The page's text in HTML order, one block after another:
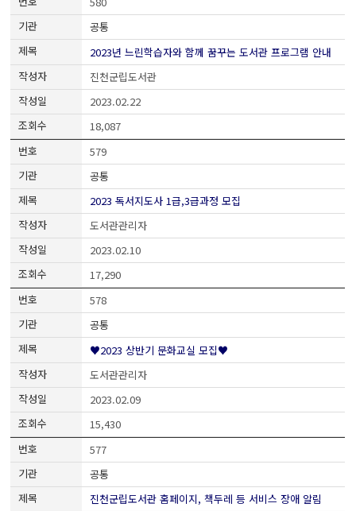
공통
2023년 느린학습자와 함께 꿈꾸는 도서관 프로그램 안내
진천군립도서관
2023.02.22
18,087
579
공통
2023 독서지도사 1급,3급과정 모집
도서관관리자
2023.02.10
17,290
578
공통
♥2023 상반기 문화교실 모집♥
도서관관리자
2023.02.09
15,430
577
공통
진천군립도서관 홈페이지, 책두레 등 서비스 장애 알림